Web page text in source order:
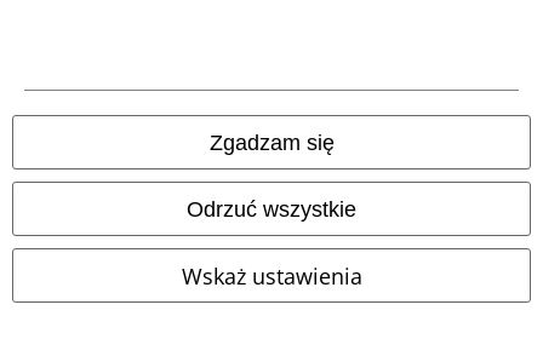
Zgadzam się
Odrzuć wszystkie
Wskaż ustawienia
Oferty dla Ciebie
Zniżka studencka